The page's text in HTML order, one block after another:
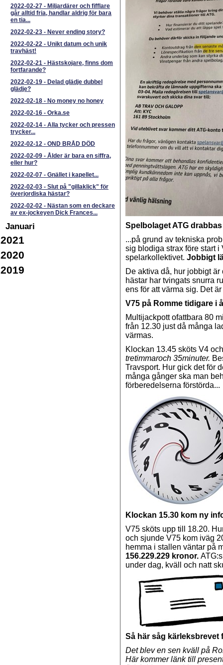
2022-02-27 - Miljardärer och fifflare
går alltid fria, handlar aldrig för bara
en tia...
2022-02-23 - Never ending story?
2022-02-22 - Unikt datum och unik
travhäst!
2022-02-21 - Hästskojare, finns dom
fortfarande?
2022-02-19 - Delad glädje dubbel
glädje?
2022-02-18 - No money no honey
2022-02-16 - Orka.se
2022-02-14 - Alla tycker och pressen
trycker...
2022-02-12 - OND BRÅD DÖD
2022-02-09 - Ålder är bara en siffra,
eller hur?
2022-02-07 - Gnället i kapellet...
2022-02-03 - Slut på "gillaklick" för
överjordiska hästar?
2022-02-02 - Nästan som en deckare
av ex-jockeyen Dick Frances...
Januari
2021
2020
2019
Spelbolaget ATG
...på grund av tekniska
sig blodiga strax före start
spelarkollektivet. Jobbigt
De aktiva då, hur jobbigt
hästar har tvingats snurra
ens för att värma sig. Det
V75 på Romme tidigare i
Multijackpott ofattbara 80
från 12.30 just då många
värmas.
Klockan 13.45 sköts V4
tretimmaroch 35minuter.
Travsport. Hur gick det för
många gånger ska man
förberedelserna förstörda...
Klockan 15.30 kom ny
V75 sköts upp till 18.20.
och sjunde V75 kom iväg
hemma i stallen väntar på
156.229.229 kronor.
under dag, kväll och natt
Så här såg kärleksbrevet
Det blev en sen kväll på
Här kommer länk till